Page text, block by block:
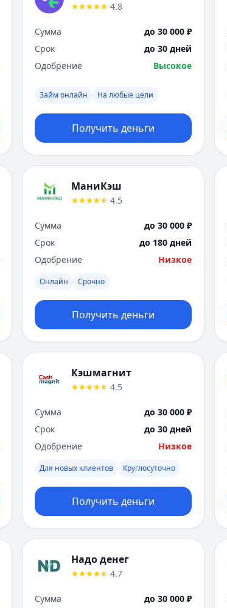
4.8
Сумма
до 30 000 ₽
Срок
до 30 дней
Одобрение
Высокое
Займ онлайн На любые цели
Получить деньги
МаниКэш
4.5
Сумма
до 30 000 ₽
Срок
до 180 дней
Одобрение
Низкое
Онлайн Срочно
Получить деньги
Кэшмагнит
4.5
Сумма
до 30 000 ₽
Срок
до 30 дней
Одобрение
Низкое
Для новых клиентов Круглосуточно
Получить деньги
Надо денег
4.7
Сумма до 30 000 ₽